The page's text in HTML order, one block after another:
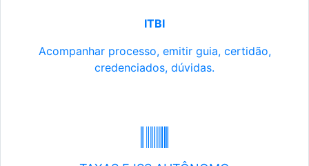
ITBI
Acompanhar processo, emitir guia, certidão,
credenciados, dúvidas.